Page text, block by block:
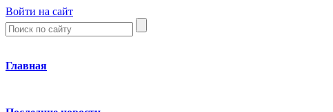
Войти на сайт
Главная